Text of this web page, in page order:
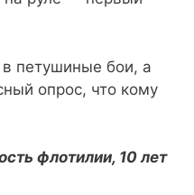
петушиные бои, а
опрос, что кому
флотилии, 10 лет